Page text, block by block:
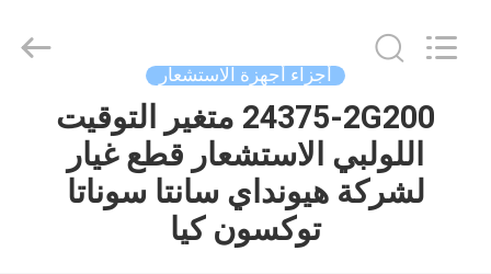
الصفحة
الرئيسية
Limited.
أجزاء أجهزة الاستشعار
24375-2G200 متغير التوقيت
اللولبي الاستشعار قطع غيار
لشركة هيونداي سانتا سوناتا
توكسون كيا